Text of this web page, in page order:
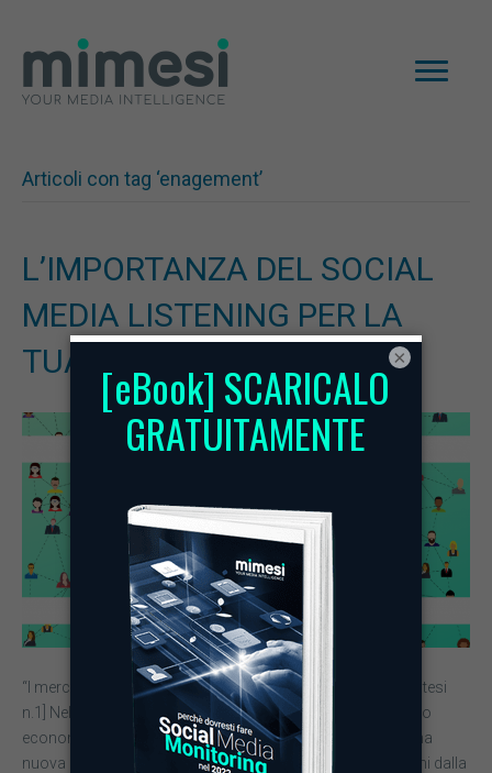
Articoli con tag ‘enagement’
L’IMPORTANZA DEL SOCIAL
MEDIA LISTENING PER LA
TUA STRATEGIA
“I mercati sono conversazioni” [“The Cluetrain manifesto”, tesi
n.1] Nel 1999 è stato scritto il Cluetrain Manifesto, un saggio
economico e sociologico in cui si indagava l’impatto di una
nuova dirompente tecnologia: Internet. A distanza di 20 anni dalla
×